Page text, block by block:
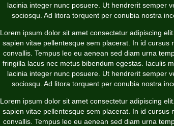
lacinia integer nunc posuere. Ut hendrerit semper
sociosqu. Ad litora torquent per conubia nostra
Lorem ipsum dolor sit amet consectetur adipiscing
sapien vitae pellentesque sem placerat. In id cursus
convallis. Tempus leo eu aenean sed diam urna
fringilla lacus nec metus bibendum egestas. Iaculis
lacinia integer nunc posuere. Ut hendrerit semper
sociosqu. Ad litora torquent per conubia nostra
Lorem ipsum dolor sit amet consectetur adipiscing
sapien vitae pellentesque sem placerat. In id cursus
convallis. Tempus leo eu aenean sed diam urna